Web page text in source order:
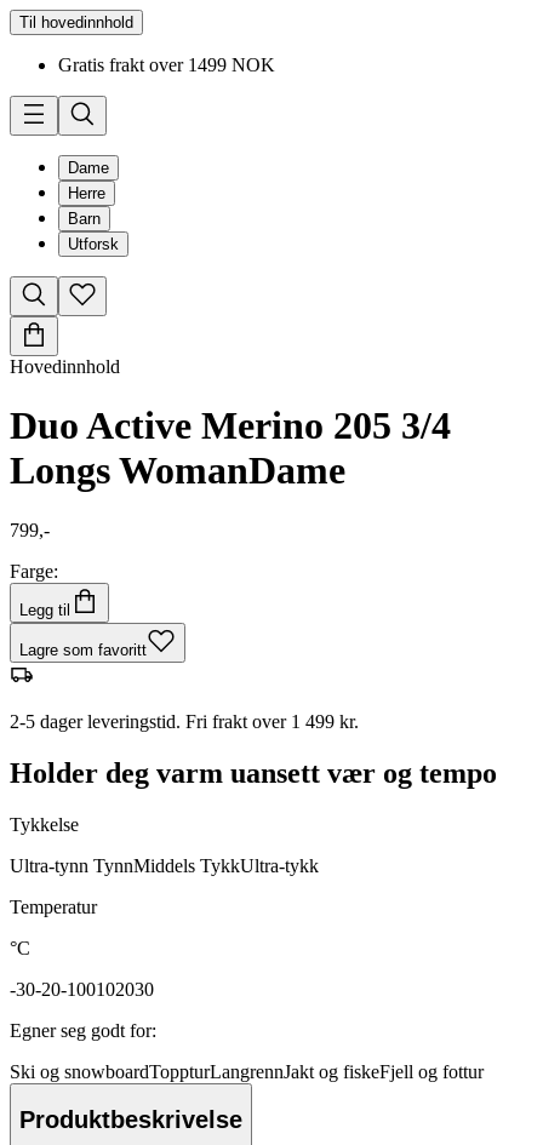
Til hovedinnhold
Gratis frakt over 1499 NOK
Dame
Herre
Barn
Utforsk
Hovedinnhold
Duo Active Merino 205 3/4
Longs WomanDame
799,-
Farge:
Legg til
Lagre som favoritt
2-5 dager leveringstid. Fri frakt over 1 499 kr.
Holder deg varm uansett vær og tempo
Tykkelse
Ultra-tynn TynnMiddels TykkUltra-tykk
Temperatur
°C
-30-20-100102030
Egner seg godt for:
Ski og snowboardToppturLangrennJakt og fiskeFjell og fottur
Produktbeskrivelse